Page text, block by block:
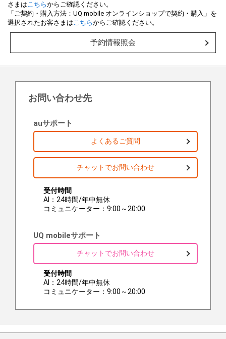
さまはこちらからご確認ください。
「ご契約・購入方法：UQ mobile オンラインショップで契約・購入」を
選択されたお客さまはこちらからご確認ください。
予約情報照会
お問い合わせ先
auサポート
よくあるご質問
チャットでお問い合わせ
受付時間
AI：24時間/年中無休
コミュニケーター：9:00～20:00
UQ mobileサポート
チャットでお問い合わせ
受付時間
AI：24時間/年中無休
コミュニケーター：9:00～20:00